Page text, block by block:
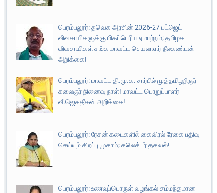
பெரம்பலூர்: தவெக அரசின் 2026-27 பட்ஜெட்
விவசாயிகளுக்கு மிகப்பெரிய ஏமாற்றம்; தமிழக
விவசாயிகள் சங்க மாவட்ட செயலாளர் நீலகண்டன்
அறிக்கை!
பெரம்பலூர்: மாவட்ட தி.மு.க. சார்பில் முத்தமிழறிஞர்
கலைஞர் நினைவு நாள்! மாவட்ட பொறுப்பாளர்
வீ.ஜெகதீசன் அறிக்கை!
பெரம்பலூர்: ரேசன் கடைகளில் கைவிரல் ரேகை பதிவு
செய்யும் சிறப்பு முகாம்; கலெக்டர் தகவல்!
பெரம்பலூர்: உணவுப்பொருள் வழங்கல் சம்மந்தமான